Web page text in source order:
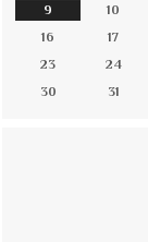
9
10
16
17
23
24
30
31